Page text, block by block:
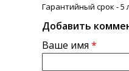
Гарантийный срок - 5
Добавить
Ваше имя *